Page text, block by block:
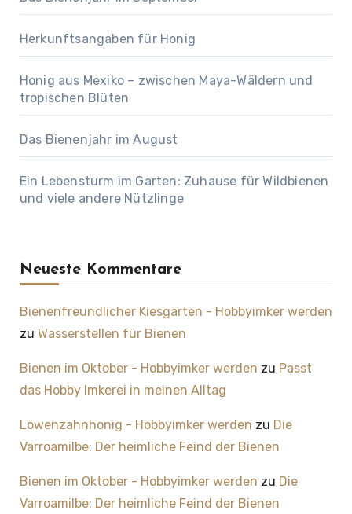
Herkunftsangaben für Honig
Honig aus Mexiko – zwischen Maya-Wäldern und
tropischen Blüten
Das Bienenjahr im August
Ein Lebensturm im Garten: Zuhause für Wildbienen
und viele andere Nützlinge
Neueste Kommentare
Bienenfreundlicher Kiesgarten - Hobbyimker werden
zu Wasserstellen für Bienen
Bienen im Oktober - Hobbyimker werden zu Passt
das Hobby Imkerei in meinen Alltag
Löwenzahnhonig - Hobbyimker werden zu Die
Varroamilbe: Der heimliche Feind der Bienen
Bienen im Oktober - Hobbyimker werden zu Die
Varroamilbe: Der heimliche Feind der Bienen